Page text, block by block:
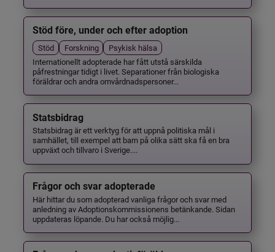
Stöd före, under och efter adoption
Stöd Forskning
Psykisk hälsa
Internationellt adopterade har fått utstå särskilda
påfrestningar tidigt i livet. Separationer från biologiska
föräldrar och andra omvårdnadspersoner...
Statsbidrag
Statsbidrag är ett verktyg för att uppnå politiska mål i
samhället, till exempel att barn på olika sätt ska få en bra
uppväxt och tillvaro i Sverige....
Frågor och svar adopterade
Här hittar du som adopterad vanliga frågor och svar med
anledning av Adoptionskommissionens betänkande. Sidan
uppdateras löpande. Du har också möjlig...